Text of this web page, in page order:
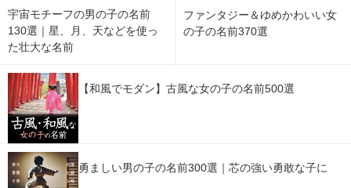
宇宙モチーフの男の子の名前
130選｜星、月、天などを使っ
た壮大な名前
ファンタジー＆ゆめかわいい女
の子の名前370選
【和風でモダン】古風な女の子の名前500選
勇ましい男の子の名前300選｜芯の強い勇敢な子に